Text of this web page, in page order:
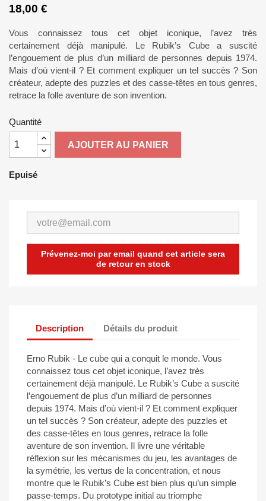
18,00 €
Vous connaissez tous cet objet iconique, l’avez très
certainement déjà manipulé. Le Rubik’s Cube a suscité
l’engouement de plus d’un milliard de personnes depuis 1974.
Mais d’où vient-il ? Et comment expliquer un tel succès ? Son
créateur, adepte des puzzles et des casse-têtes en tous genres,
retrace la folle aventure de son invention.
Quantité
AJOUTER AU PANIER
Epuisé
Prévenez-moi par email quand cet article sera
de retour en stock
Description Détails du produit
Erno Rubik - Le cube qui a conquit le monde. Vous
connaissez tous cet objet iconique, l’avez très
certainement déjà manipulé. Le Rubik’s Cube a suscité
l’engouement de plus d’un milliard de personnes
depuis 1974. Mais d’où vient-il ? Et comment expliquer
un tel succès ? Son créateur, adepte des puzzles et
des casse-têtes en tous genres, retrace la folle
aventure de son invention. Il livre une véritable
réflexion sur les mécanismes du jeu, les avantages de
la symétrie, les vertus de la concentration, et nous
montre que le Rubik’s Cube est bien plus qu’un simple
passe-temps. Du prototype initial au triomphe